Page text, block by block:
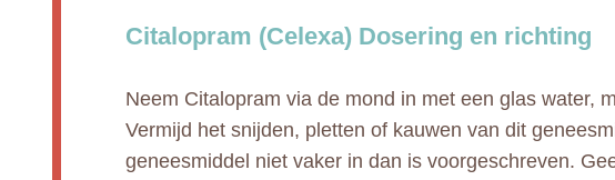
Citalopram (Celexa) Dosering en richting
Neem Citalopram via de mond in met een glas water,
Vermijd het snijden, pletten of kauwen van dit
geneesmiddel niet vaker in dan is voorgeschreven.